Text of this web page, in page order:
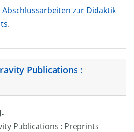
zur Didaktik
.
Publications :
Publications : Preprints